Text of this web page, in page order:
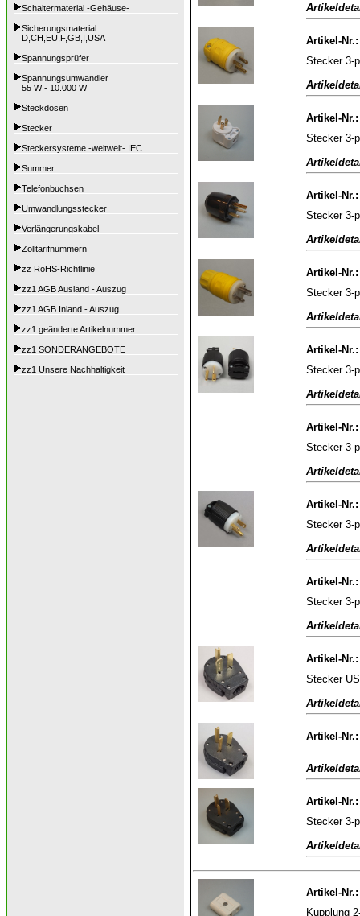
Schaltermaterial -Gehäuse-
Sicherungsmaterial
D,CH,EU,F,GB,I,USA
Spannungsprüfer
Spannungsumwandler
55 W - 10.000 W
Steckdosen
Stecker
Steckersysteme -weltweit- IEC
Summer
Telefonbuchsen
Umwandlungsstecker
Verlängerungskabel
Zolltarifnummern
zz RoHS-Richtlinie
zz1 AGB Ausland - Auszug
zz1 AGB Inland - Auszug
zz1 geänderte Artikelnummer
zz1 SONDERANGEBOTE
zz1 Unsere Nachhaltigkeit
Artikel-Nr.:
Stecker 3-
Artikel-Nr.:
Stecker 3-
Artikel-Nr.:
Stecker 3-
Artikel-Nr.:
Stecker 3-
Artikel-Nr.:
Stecker 3-
Artikel-Nr.:
Stecker 3-
Artikel-Nr.:
Stecker 3-
Artikel-Nr.:
Stecker 3-
Artikel-Nr.:
Stecker
Artikel-Nr.:
Artikel-Nr.:
Stecker 3-
Artikel-Nr.:
Kupplung